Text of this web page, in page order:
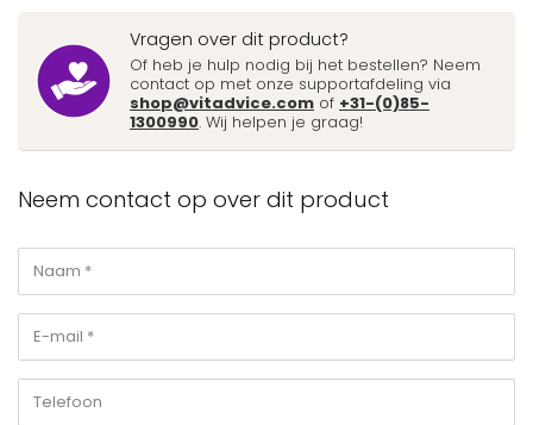
Vragen over dit product?
Of heb je hulp nodig bij het bestellen? Neem
contact op met onze supportafdeling via
shop@vitadvice.com of +31-(0)85-
1300990. Wij helpen je graag!
Neem contact op over dit product